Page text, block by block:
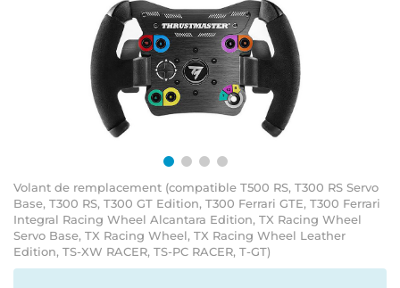
Volant de remplacement (compatible T500 RS, T300 RS Servo
Base, T300 RS, T300 GT Edition, T300 Ferrari GTE, T300 Ferrari
Integral Racing Wheel Alcantara Edition, TX Racing Wheel
Servo Base, TX Racing Wheel, TX Racing Wheel Leather
Edition, TS-XW RACER, TS-PC RACER, T-GT)